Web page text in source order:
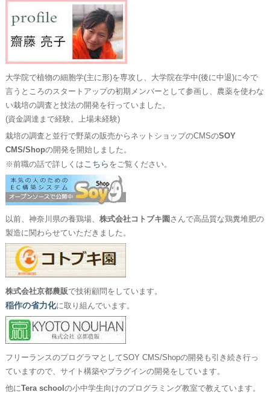
大学院で植物の細胞学(主に形)を専攻し、大学院在学中(後に中退)に今で
言うところのスタートアップの初期メンバーとして参画し、農薬を使わな
い栽培の調査と技法の開発を行っていました。
(資金調達まで経験。上場未経験)
栽培の調査と並行で野菜の販売からネットショップのCMSのSOY
CMS/Shopの開発を開始しました。
※前職の話で詳しくは こちら をご覧ください。
以前、神奈川県の養鶏場、 株式会社コトブキ園 さんで高品質な鶏糞堆肥の
製造に関わらせていただきました。
株式会社京都農販で技術顧問をしています。
稲作の省力化に取り組んでいます。
フリーランスのプログラマとしてSOY CMS/Shopの開発も引き続き行っ
ていますので、サイト構築やプラグインの開発をしています。
他にTera school の小中学生向けのプログラミング教室で教えています。